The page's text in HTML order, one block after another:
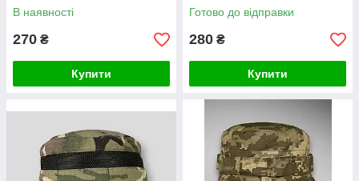
В наявності
270 ₴
Купити
Готово до відправки
280 ₴
Купити